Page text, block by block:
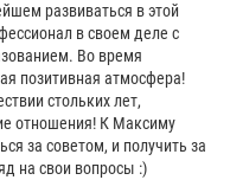
развиваться в этой
в своем деле с
Во время
позитивная атмосфера!
стольких лет,
отношения! К Максиму
за советом, и получить за
на свои вопросы :)